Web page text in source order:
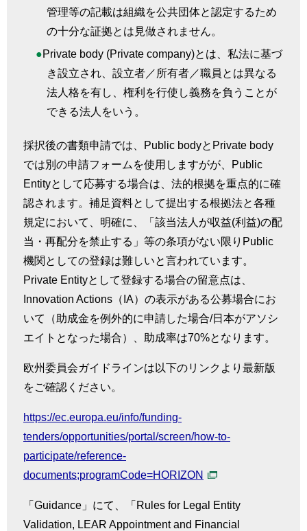
管理等の記載は組織を公共団体と認定するため
の十分な証拠とは見做されません。
Private body (Private company)とは、私法に基づ
き設立され、設立者／所有者／職員とは異なる
法人格を有し、権利を行使し義務を負うことが
できる法人をいう。
採択後の書類申請では、 Public bodyと Private body
では別の申請フォームを使用しますがが、
Public
Entityとして応募する場合は、法的根拠を重点的に確
認されます。補足資料として提出する根拠法と各種
規定において、明確に、「該当法人が収益(利益)の配
当・再配分を禁止する」等の条項がない限り Public
機関としての登録は難しいと言われています。
Private Entityとして登録する場合の留意点は、
Innovation Actions （ IA）の表示がある公募場合にお
いて（助成金を例外的に申請した場合/日本がアソシ
エイトとなった場合）、助成率は70%となります。
欧州委員会ガイドラインは以下のリンクより最新版
をご確認ください。
https://ec.europa.eu/info/funding-
tenders/opportunities/portal/screen/how-to-
participate/reference-
documents;programCode=HORIZON
「 Guidance 」にて、「 Rules for Legal Entity
Validation, LEAR Appointment and Financial